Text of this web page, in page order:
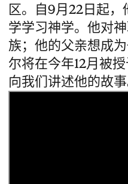
区。自9月22日起
学学习神学。他对
族；他的父亲想成
尔将在今年12月被
向我们讲述他的故事